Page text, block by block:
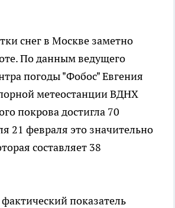
снег в Москве заметно
По данным ведущего
погоды "Фобос" Евгения
метеостанции ВДНХ
покрова достигла 70
21 февраля это значительно
составляет 38
показатель